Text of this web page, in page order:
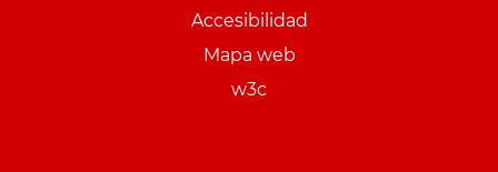
Accesibilidad
Mapa web
w3c